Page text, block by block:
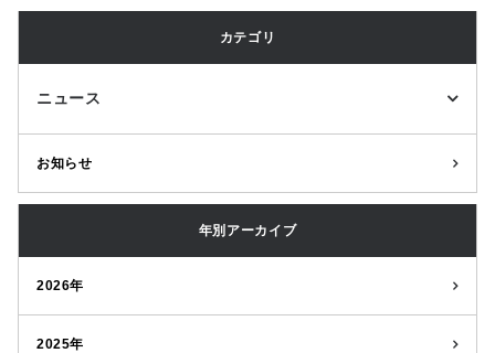
カテゴリ
ニュース
お知らせ
年別アーカイブ
2026年
2025年